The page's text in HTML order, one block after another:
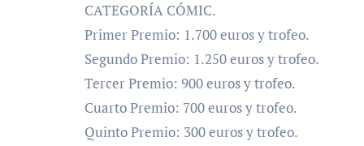
CATEGORÍA CÓMIC.
Primer Premio: 1.700 euros y trofeo.
Segundo Premio: 1.250 euros y trofeo.
Tercer Premio: 900 euros y trofeo.
Cuarto Premio: 700 euros y trofeo.
Quinto Premio: 300 euros y trofeo.